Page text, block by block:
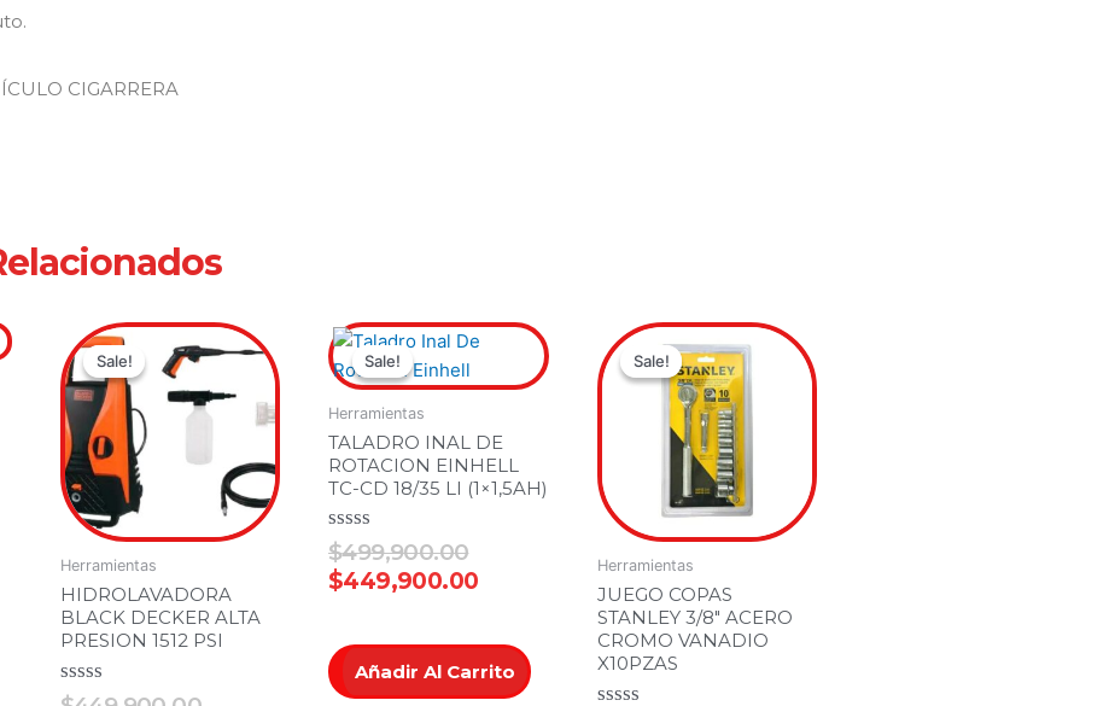
CIGARRERA
Sale!
Sale!
Herramientas
HIDROLAVADORA
BLACK DECKER ALTA
PRESION 1512 PSI
Valorado
Original
price
was:
$449,900.00.
Current
price
is:
$389,900.00.
Sale!
Sale!
Herramientas
TALADRO INAL DE
ROTACION EINHELL
TC-CD 18/35 LI (1×1,5AH)
Valorado
en
0
$499,900.00
Original
price
was:
$449,900.00
Current
is:
Añadir Al Carrito
Sale!
Sale!
Herramientas
JUEGO COPAS
STANLEY 3/8″ ACERO
CROMO VANADIO
X10PZAS
Original
price
was:
$149,900.00.
Current
price
is:
$119,900.00.